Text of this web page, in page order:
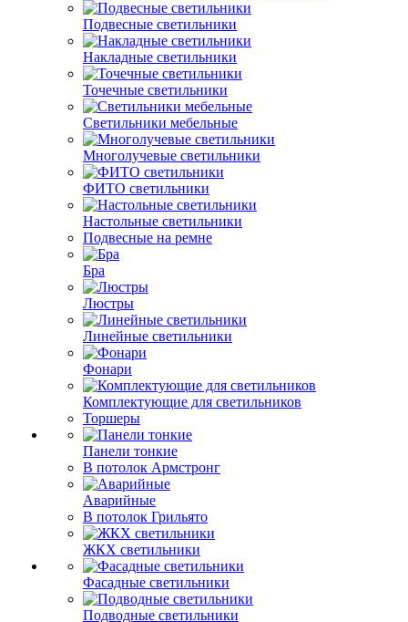
Подвесные светильники
Накладные светильники
Точечные светильники
Светильники мебельные
Многолучевые светильники
ФИТО светильники
Настольные светильники
Подвесные на ремне
Бра
Люстры
Линейные светильники
Фонари
Комплектующие для светильников
Торшеры
Панели тонкие
В потолок Армстронг
Аварийные
В потолок Грильято
ЖКХ светильники
Фасадные светильники
Подводные светильники